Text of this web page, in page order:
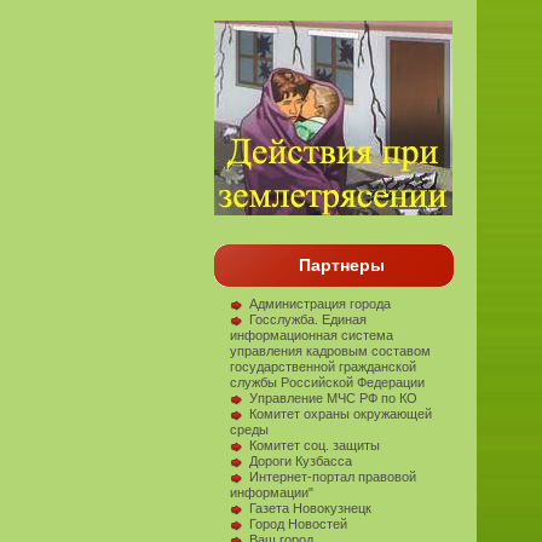
Партнеры
Администрация города
Госслужба. Единая
информационная система
управления кадровым составом
государственной гражданской
службы Российской Федерации
Управление МЧС РФ по КО
Комитет охраны окружающей
среды
Комитет соц. защиты
Дороги Кузбасса
Интернет-портал правовой
информации"
Газета Новокузнецк
Город Новостей